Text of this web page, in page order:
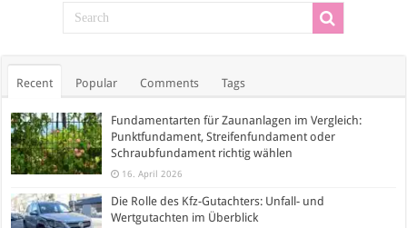
Recent Popular Comments Tags
Fundamentarten für Zaunanlagen im Vergleich:
Punktfundament, Streifenfundament oder
Schraubfundament richtig wählen
16. April 2026
Die Rolle des Kfz-Gutachters: Unfall- und
Wertgutachten im Überblick